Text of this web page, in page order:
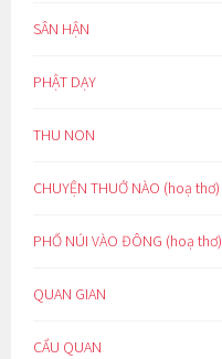
SÂN HẬN
PHẬT DẠY
THU NON
CHUYỆN THUỞ NÀO (hoạ thơ)
PHỐ NÚI VÀO ĐÔNG (hoạ thơ)
QUAN GIAN
CẨU QUAN